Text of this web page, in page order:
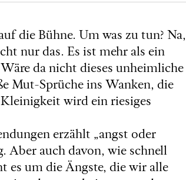
die Bühne. Um was zu tun? Na,
nur das. Es ist mehr als ein
da nicht dieses unheimliche
Mut-Sprüche ins Wanken, die
wird ein riesiges
erzählt „angst oder
Aber auch davon, wie schnell
es um die Ängste, die wir alle